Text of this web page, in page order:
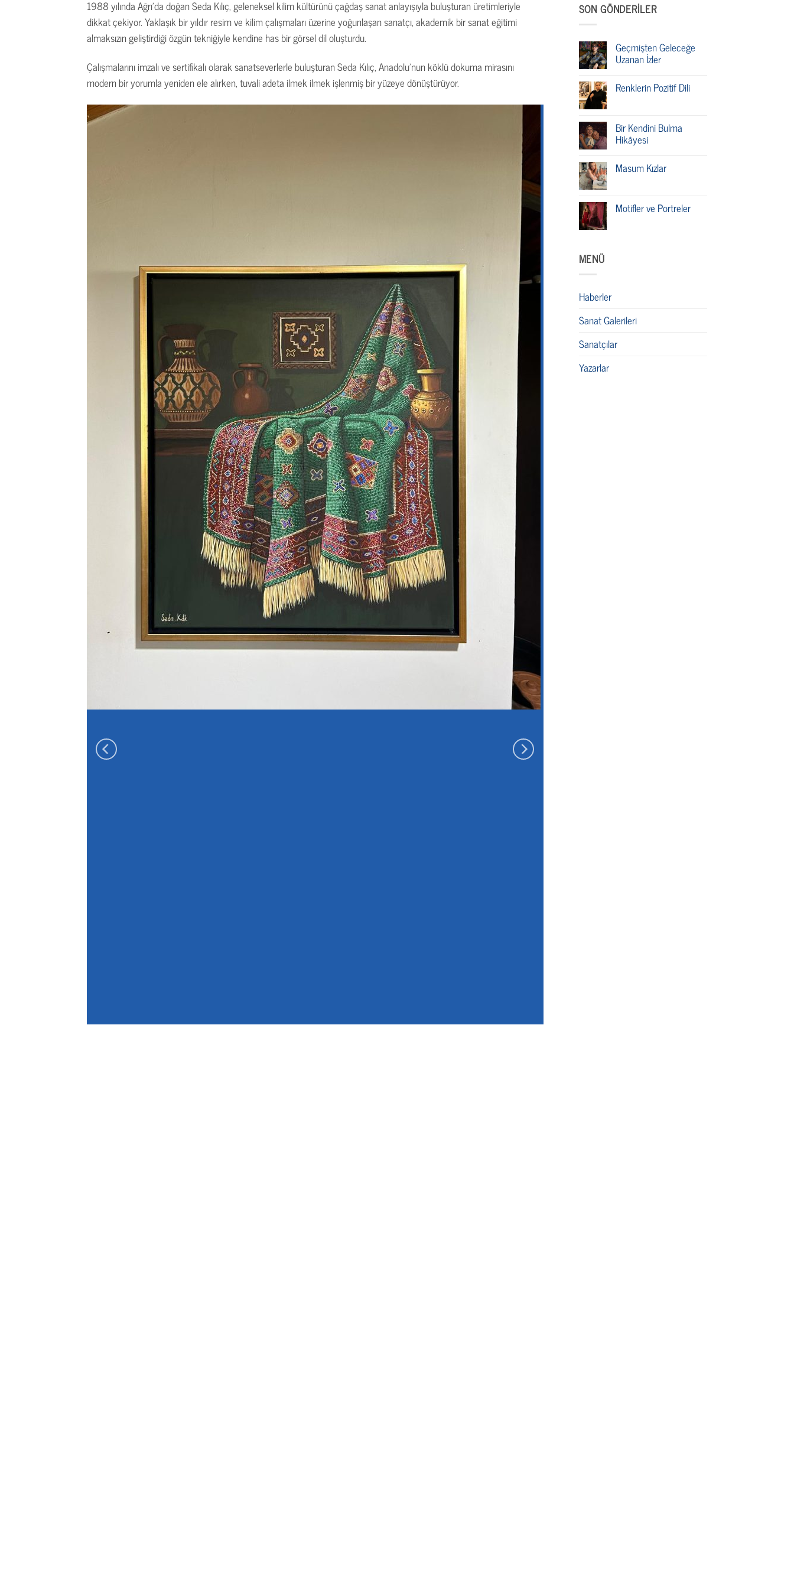
1988 yılında Ağrı’da doğan Seda Kılıç, geleneksel kilim kültürünü çağdaş sanat anlayışıyla buluşturan üretimleriyle
dikkat çekiyor. Yaklaşık bir yıldır resim ve kilim çalışmaları üzerine yoğunlaşan sanatçı, akademik bir sanat eğitimi
almaksızın geliştirdiği özgün tekniğiyle kendine has bir görsel dil oluşturdu.
Çalışmalarını imzalı ve sertifikalı olarak sanatseverlerle buluşturan Seda Kılıç, Anadolu’nun köklü dokuma mirasını
modern bir yorumla yeniden ele alırken, tuvali adeta ilmek ilmek işlenmiş bir yüzeye dönüştürüyor.
SON GÖNDERILER
Geçmişten Geleceğe
Uzanan İzler
Renklerin Pozitif Dili
Bir Kendini Bulma
Hikâyesi
Masum Kızlar
Motifler ve Portreler
MENÜ
Haberler
Sanat Galerileri
Sanatçılar
Yazarlar